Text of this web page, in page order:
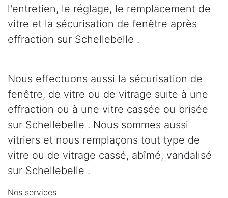
l'entretien, le réglage, le remplacement de
vitre et la sécurisation de fenêtre après
effraction sur Schellebelle .
Nous effectuons aussi la sécurisation de
fenêtre, de vitre ou de vitrage suite à une
effraction ou à une vitre cassée ou brisée
sur Schellebelle . Nous sommes aussi
vitriers et nous remplaçons tout type de
vitre ou de vitrage cassé, abîmé, vandalisé
sur Schellebelle .
Nos services